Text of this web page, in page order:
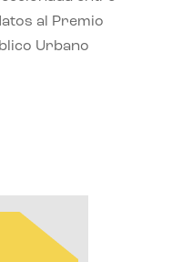
al Premio
Urbano